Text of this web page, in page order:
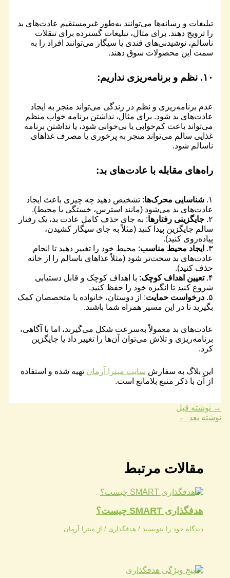
تبلیغات و رسانه‌ها می‌توانند به‌طور غیرمستقیم عادت‌های بد
را ترویج دهند. برای مثال، تبلیغات گسترده برای تنقلات
ناسالم، نوشیدنی‌های قندی یا سیگار می‌توانند افراد را به
سمت این محصولات سوق دهند.
۱۰. نظم و برنامه‌ریزی نداریم:
عدم برنامه‌ریزی و نظم در زندگی می‌تواند منجر به ایجاد
عادت‌های بد شود. برای مثال، نداشتن برنامه خواب منظم
می‌تواند باعث کم‌خوابی یا بی‌خوابی شود، یا نداشتن برنامه
غذایی سالم می‌تواند منجر به پرخوری یا مصرف غذاهای
ناسالم شود.
راه‌های مقابله با عادت‌های بد:
۱. شناسایی محرک‌ها: تشخیص دهید چه چیزی باعث ایجاد
عادت‌های بد می‌شود (مانند استرس، خستگی یا محیط).
۲. جایگزینی رفتارها: به جای حذف کامل عادت بد، یک رفتار
سالم جایگزین پیدا کنید (مثلاً به جای سیگار کشیدن،
پیاده‌روی کنید).
۳. ایجاد محیط مناسب: محیط خود را تغییر دهید تا انجام
عادت‌های بد سخت‌تر شود (مثلاً غذاهای ناسالم را از خانه
حذف کنید).
۴. تعیین اهداف کوچک: با اهداف کوچک و قابل دستیابی
شروع کنید تا انگیزه خود را حفظ کنید.
۵. درخواست حمایت: از دوستان، خانواده یا متخصصان کمک
بگیرید تا در این مسیر همراه شما باشند.
عادت‌های بد معمولاً به‌سرعت شکل می‌گیرند، اما با آگاهی،
برنامه‌ریزی و تلاش می‌توان آن‌ها را تغییر داد یا جایگزین
کرد.
​​این بلاگ به سفارش سایت میترا آرمان تهیه شده و استفاده
از آن با ذکر منبع بلامانع است​.
→ نوشته قبل
نوشته بعد ←
مقالات مرتبط
هدفگذاری SMART چیست؟
دیدگاه‌ خود را بنویسید / هدفگذاری / از میترا آرمان